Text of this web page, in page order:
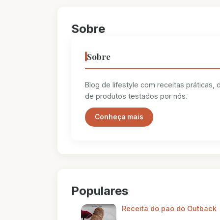
Sobre
Sobre
Blog de lifestyle com receitas práticas,
de produtos testados por nós.
Conheça mais
Populares
Receita do pao do Outback